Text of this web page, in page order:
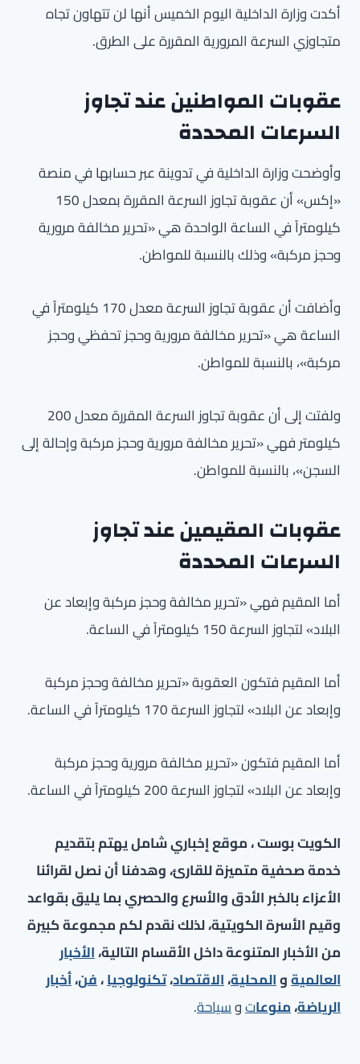
أكدت وزارة الداخلية اليوم الخميس أنها لن تتهاون تجاه
متجاوزي السرعة المرورية المقررة على الطرق.
عقوبات المواطنين عند تجاوز
السرعات المحددة
وأوضحت وزارة الداخلية في تدوينة عبر حسابها في منصة
«إكس» أن عقوبة تجاوز السرعة المقررة بمعدل 150
كيلومتراً في الساعة الواحدة هي «تحرير مخالفة مرورية
وحجز مركبة» وذلك بالنسبة للمواطن.
وأضافت أن عقوبة تجاوز السرعة معدل 170 كيلومتراً في
الساعة هي «تحرير مخالفة مرورية وحجز تحفظي وحجز
مركبة»، بالنسبة للمواطن.
ولفتت إلى أن عقوبة تجاوز السرعة المقررة معدل 200
كيلومتر فهي «تحرير مخالفة مرورية وحجز مركبة وإحالة إلى
السجن»، بالنسبة للمواطن.
عقوبات المقيمين عند تجاوز
السرعات المحددة
أما المقيم فهي «تحرير مخالفة وحجز مركبة وإبعاد عن
البلاد» لتجاوز السرعة 150 كيلومتراً في الساعة.
أما المقيم فتكون العقوبة «تحرير مخالفة وحجز مركبة
وإبعاد عن البلاد» لتجاوز السرعة 170 كيلومتراً في الساعة.
أما المقيم فتكون «تحرير مخالفة مرورية وحجز مركبة
وإبعاد عن البلاد» لتجاوز السرعة 200 كيلومتراً في الساعة.
الكويت بوست ، موقع إخباري شامل يهتم بتقديم
خدمة صحفية متميزة للقارئ، وهدفنا أن نصل لقرائنا
الأعزاء بالخبر الأدق والأسرع والحصري بما يليق بقواعد
وقيم الأسرة الكويتية، لذلك نقدم لكم مجموعة كبيرة
من الأخبار المتنوعة داخل الأقسام التالية،الأخبار
العالميةوالمحلية،الاقتصاد،تكنولوجيا،فن،أخبار
الرياضة،منوعاتوسياحة.